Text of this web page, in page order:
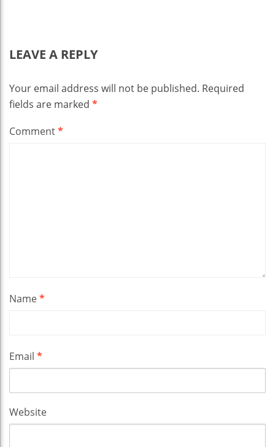
LEAVE A REPLY
Your email address will not be published. Required
fields are marked *
Comment*
Name*
Email *
Website